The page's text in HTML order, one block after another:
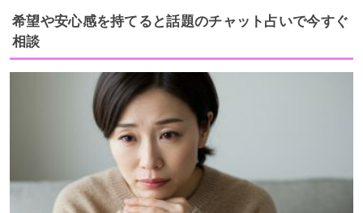
希望や安心感を持てると話題のチャット占いで今すぐ
相談